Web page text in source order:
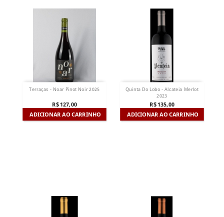
Terraças - Noar Pinot Noir 2025
R$ 127,00
ADICIONAR AO CARRINHO
Quinta Do Lobo - Alcateia Merlot
2023
R$ 135,00
ADICIONAR AO CARRINHO